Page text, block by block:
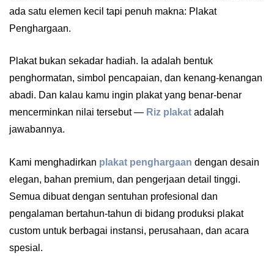
ada satu elemen kecil tapi penuh makna: Plakat
Penghargaan.
Plakat bukan sekadar hadiah. Ia adalah bentuk
penghormatan, simbol pencapaian, dan kenang-kenangan
abadi. Dan kalau kamu ingin plakat yang benar-benar
mencerminkan nilai tersebut — Riz plakat adalah
jawabannya.
Kami menghadirkan plakat penghargaan dengan desain
elegan, bahan premium, dan pengerjaan detail tinggi.
Semua dibuat dengan sentuhan profesional dan
pengalaman bertahun-tahun di bidang produksi plakat
custom untuk berbagai instansi, perusahaan, dan acara
spesial.